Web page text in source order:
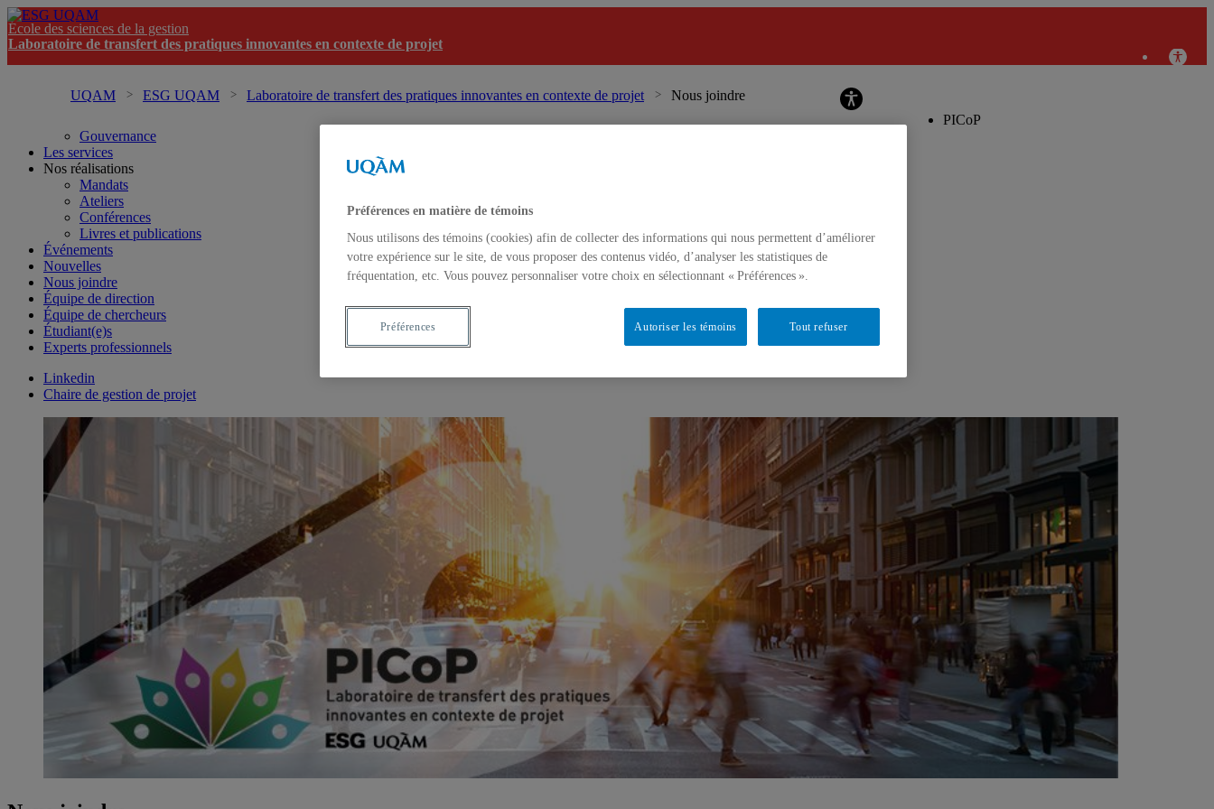
École des sciences de la gestion
Laboratoire de transfert des pratiques innovantes en contexte de projet
UQAM ESG UQAM Laboratoire de transfert des pratiques innovantes en contexte de projet Nous joindre
PICoP
Gouvernance
Les services
Nos réalisations
Mandats
Ateliers
Conférences
Livres et publications
Événements
Nouvelles
Nous joindre
Équipe de direction
Équipe de chercheurs
Étudiant(e)s
Experts professionnels
Linkedin
Chaire de gestion de projet
Préférences en matière de témoins
Nous utilisons des témoins (cookies) afin de collecter des informations qui nous permettent d’améliorer
votre expérience sur le site, de vous proposer des contenus vidéo, d’analyser les statistiques de
fréquentation, etc. Vous pouvez personnaliser votre choix en sélectionnant « Préférences ».
Tout refuser
Autoriser les témoins
Préférences